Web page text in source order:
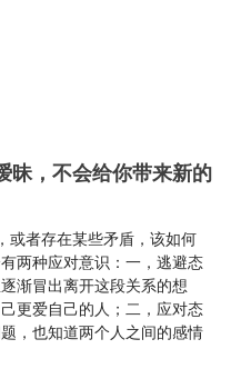
昧，不会给你带来新的
或者存在某些矛盾，该如何
两种应对意识：一，逃避态
渐冒出离开这段关系的想
更爱自己的人；二，应对态
，也知道两个人之间的感情